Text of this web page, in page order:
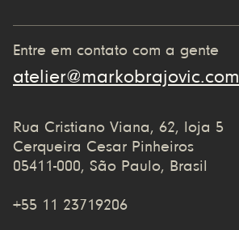
Entre em contato com a gente
atelier@markobrajovic.com
Rua Cristiano Viana, 62, loja 5
Cerqueira Cesar Pinheiros
05411-000, São Paulo, Brasil
+55 11 23719206